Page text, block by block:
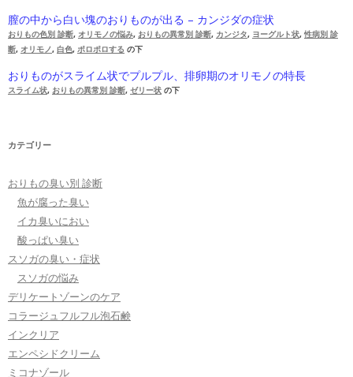
膣の中から白い塊のおりものが出る – カンジダの症状
おりもの色別 診断, オリモノの悩み, おりもの異常別 診断, カンジタ, ヨーグルト状, 性病別 診
断, オリモノ, 白色, ポロポロする の下
おりものがスライム状でプルプル、排卵期のオリモノの特長
スライム状, おりもの異常別 診断, ゼリー状 の下
カテゴリー
おりもの臭い別 診断
魚が腐った臭い
イカ臭いにおい
酸っぱい臭い
スソガの臭い・症状
スソガの悩み
デリケートゾーンのケア
コラージュフルフル泡石鹸
インクリア
エンペシドクリーム
ミコナゾール